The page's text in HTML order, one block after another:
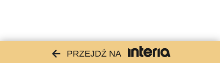
PRZEJDŹ NA